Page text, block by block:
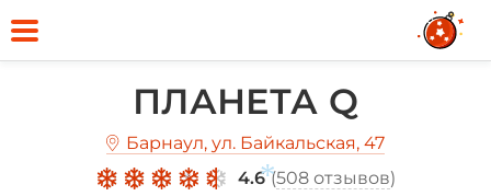
ПЛАНЕТА Q
Барнаул, ул. Байкальская, 47
4.6 (508 отзывов)
*